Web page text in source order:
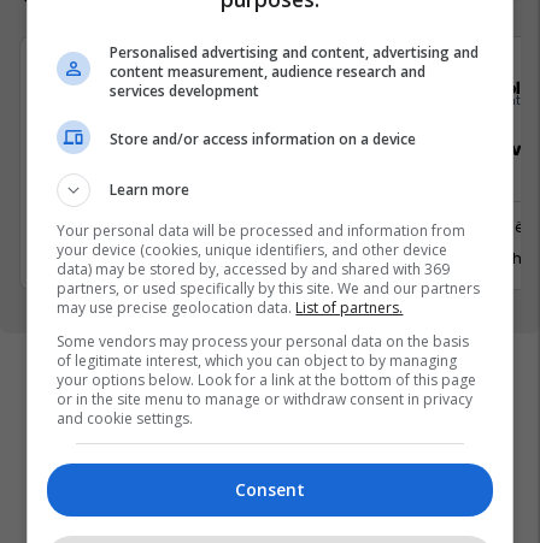
Elkos Group
Specialist Mishi (Kasap)
3 Gusht 2026
Sales
Prishtinë
29 Gusht
Personalised advertising and content, advertising and
content measurement, audience research and
services development
Store and/or access information on a device
Learn more
Your personal data will be processed and information from
your device (cookies, unique identifiers, and other device
data) may be stored by, accessed by and shared with 369
partners, or used specifically by this site. We and our partners
may use precise geolocation data. List of partners.
Some vendors may process your personal data on the basis
of legitimate interest, which you can object to by managing
your options below. Look for a link at the bottom of this page
or in the site menu to manage or withdraw consent in privacy
and cookie settings.
Consent